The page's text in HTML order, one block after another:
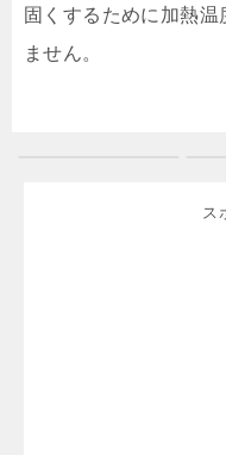
固くするために加熱
ません。
ス